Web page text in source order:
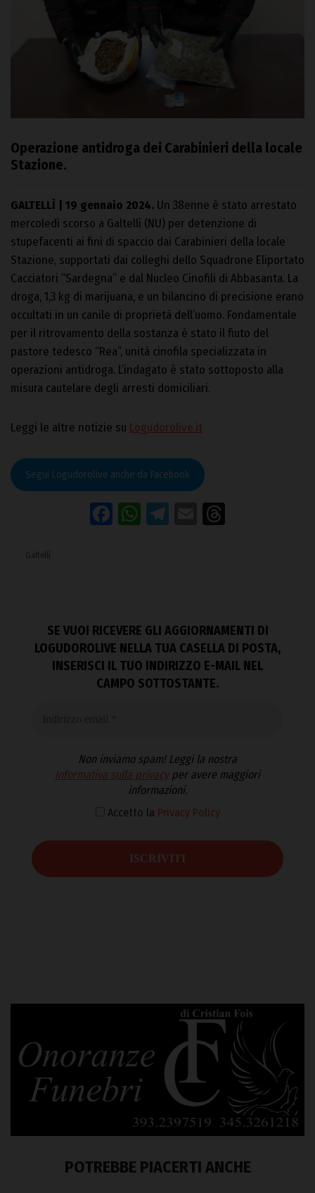
Operazione antidroga dei Carabinieri della locale
Stazione.
GALTELLÌ | 19 gennaio 2024. Un 38enne è stato arrestato
mercoledì scorso a Galtellì (NU) per detenzione di
stupefacenti ai fini di spaccio dai Carabinieri della locale
Stazione, supportati dai colleghi dello Squadrone Eliportato
Cacciatori “Sardegna” e dal Nucleo Cinofili di Abbasanta. La
droga, 1,3 kg di marijuana, e un bilancino di precisione erano
occultati in un canile di proprietà dell’uomo. Fondamentale
per il ritrovamento della sostanza è stato il fiuto del
pastore tedesco “Rea”, unità cinofila specializzata in
operazioni antidroga. L’indagato è stato sottoposto alla
misura cautelare degli arresti domiciliari.
Leggi le altre notizie su Logudorolive.it
Segui Logudorolive anche da Facebook
Facebook
WhatsApp
Telegram
Email
Galtellì
SE VUOI RICEVERE GLI AGGIORNAMENTI DI
LOGUDOROLIVE NELLA TUA CASELLA DI POSTA,
INSERISCI IL TUO INDIRIZZO E-MAIL NEL
CAMPO SOTTOSTANTE.
Non inviamo spam! Leggi la nostra
Informativa sulla privacyper avere maggiori
informazioni.
Accetto la Privacy Policy
POTREBBE PIACERTI ANCHE